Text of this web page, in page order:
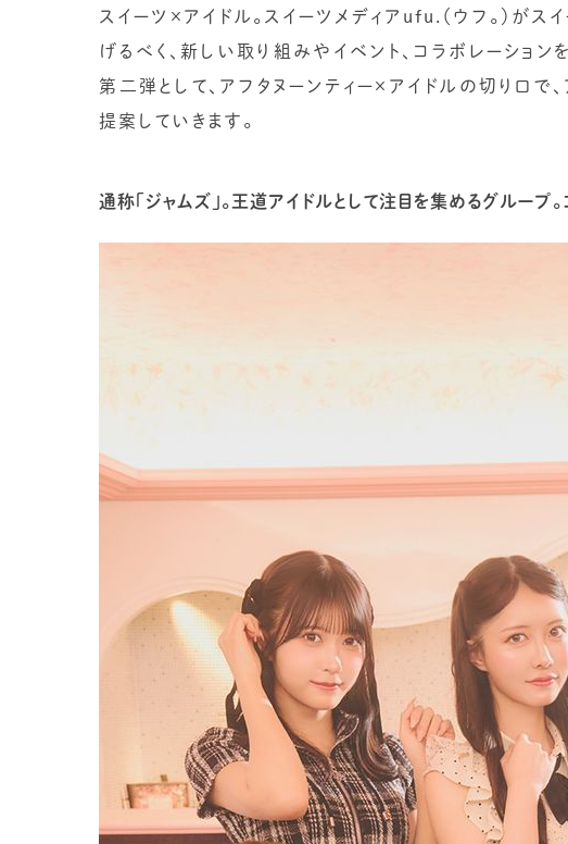
スイーツ×アイドル。スイーツメディアufu.（ウフ。）がス
げるべく、新しい取り組みやイベント、コラボレーショ
第二弾として、アフタヌーンティー×アイドルの切り口で
提案していきます。
通称「ジャムズ」。王道アイドルとして注目を集めるグループ